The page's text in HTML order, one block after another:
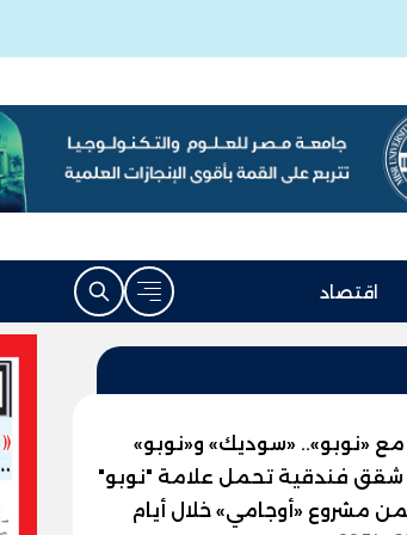
اقتصاد
مع «نوبو».. «سوديك» و«نوبو»
شقق فندقية تحمل علامة "نوبو"
مشروع «أوجامي» خلال أيام